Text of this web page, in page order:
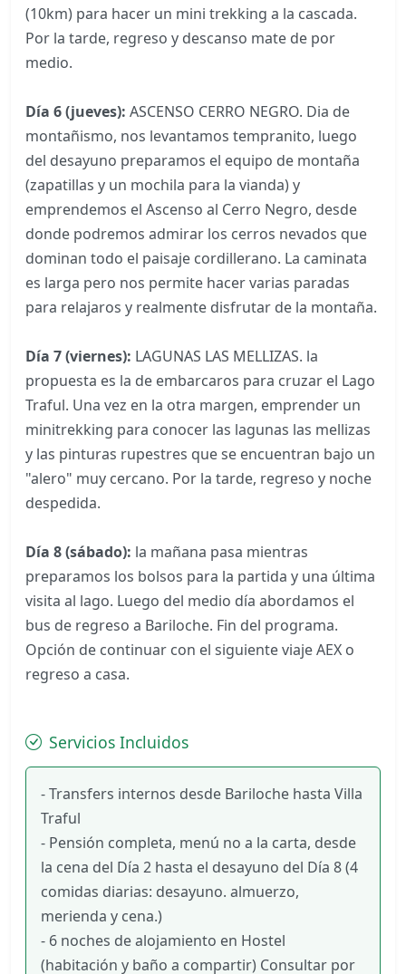
(10km) para hacer un mini trekking a la cascada.
Por la tarde, regreso y descanso mate de por
medio.
Día 6 (jueves): ASCENSO CERRO NEGRO. Dia de
montañismo, nos levantamos tempranito, luego
del desayuno preparamos el equipo de montaña
(zapatillas y un mochila para la vianda) y
emprendemos el Ascenso al Cerro Negro, desde
donde podremos admirar los cerros nevados que
dominan todo el paisaje cordillerano. La caminata
es larga pero nos permite hacer varias paradas
para relajaros y realmente disfrutar de la montaña.
Día 7 (viernes): LAGUNAS LAS MELLIZAS. la
propuesta es la de embarcaros para cruzar el Lago
Traful. Una vez en la otra margen, emprender un
minitrekking para conocer las lagunas las mellizas
y las pinturas rupestres que se encuentran bajo un
"alero" muy cercano. Por la tarde, regreso y noche
despedida.
Día 8 (sábado): la mañana pasa mientras
preparamos los bolsos para la partida y una última
visita al lago. Luego del medio día abordamos el
bus de regreso a Bariloche. Fin del programa.
Opción de continuar con el siguiente viaje AEX o
regreso a casa.
Servicios Incluidos
- Transfers internos desde Bariloche hasta Villa
Traful
- Pensión completa, menú no a la carta, desde
la cena del Día 2 hasta el desayuno del Día 8 (4
comidas diarias: desayuno. almuerzo,
merienda y cena.)
- 6 noches de alojamiento en Hostel
(habitación y baño a compartir) Consultar por